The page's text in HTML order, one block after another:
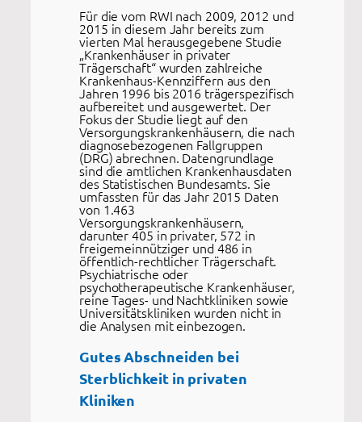
Für die vom RWI nach 2009, 2012 und
2015 in diesem Jahr bereits zum
vierten Mal herausgegebene Studie
„Krankenhäuser in privater
Trägerschaft“ wurden zahlreiche
Krankenhaus-Kennziffern aus den
Jahren 1996 bis 2016 trägerspezifisch
aufbereitet und ausgewertet. Der
Fokus der Studie liegt auf den
Versorgungskrankenhäusern, die nach
diagnosebezogenen Fallgruppen
(DRG) abrechnen. Datengrundlage
sind die amtlichen Krankenhausdaten
des Statistischen Bundesamts. Sie
umfassten für das Jahr 2015 Daten
von 1.463
Versorgungskrankenhäusern,
darunter 405 in privater, 572 in
freigemeinnütziger und 486 in
öffentlich-rechtlicher Trägerschaft.
Psychiatrische oder
psychotherapeutische Krankenhäuser,
reine Tages- und Nachtkliniken sowie
Universitätskliniken wurden nicht in
die Analysen mit einbezogen.
Gutes Abschneiden bei
Sterblichkeit in privaten
Kliniken